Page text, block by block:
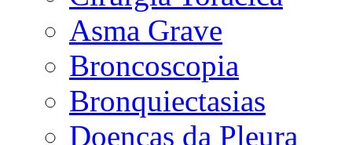
Asma Grave
Broncoscopia
Bronquiectasias
Doenças da Pleura